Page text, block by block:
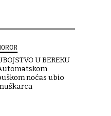
U BEREKU
noćas ubio